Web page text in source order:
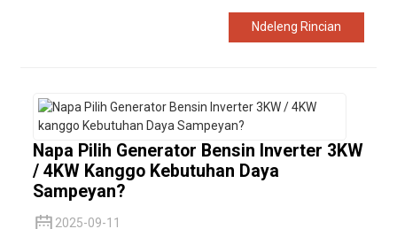
Ndeleng Rincian
Napa Pilih Generator Bensin Inverter 3KW
/ 4KW Kanggo Kebutuhan Daya
Sampeyan?
2025-09-11